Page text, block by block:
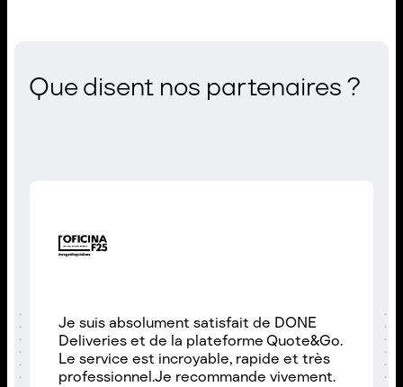
Que disent nos partenaires ?
Je suis absolument satisfait de DONE
Deliveries et de la plateforme Quote&Go.
Le service est incroyable, rapide et très
professionnel.Je recommande vivement.